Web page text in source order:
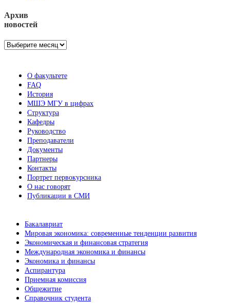
Архив
новостей
Архив
О факультете
FAQ
История
МШЭ МГУ в цифрах
Структура
Кафедры
Руководство
Преподаватели
Документы
Партнеры
Контакты
Портрет первокурсника
О нас говорят
Публикации в СМИ
Бакалавриат
Мировая экономика: современные тенденции развития
Экономическая и финансовая стратегия
Международная экономика и финансы
Экономика и финансы
Аспирантура
Приемная комиссия
Общежитие
Справочник студента